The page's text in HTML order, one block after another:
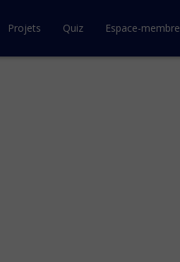
Projets Quiz Espace-membre